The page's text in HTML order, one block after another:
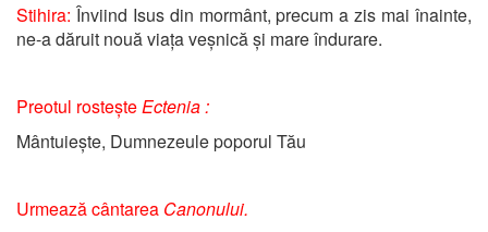
Stihira: Înviind Isus din mormânt, precum a zis mai înainte,
ne-a dăruit nouă viața veșnică și mare îndurare.
Preotul rostește Ectenia :
Mântuiește, Dumnezeule poporul Tău
Urmează cântarea Canonului.